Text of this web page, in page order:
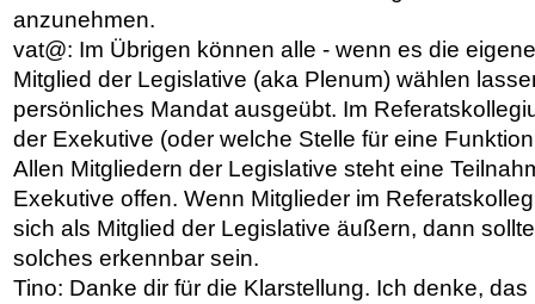
anzunehmen.
vat@: Im Übrigen können alle - wenn es die
Mitglied der Legislative (aka Plenum) wählen
persönliches Mandat ausgeübt. Im
der Exekutive (oder welche Stelle für eine
Allen Mitgliedern der Legislative steht eine
Exekutive offen. Wenn Mitglieder im
sich als Mitglied der Legislative äußern, dann
solches erkennbar sein.
Tino: Danke dir für die Klarstellung. Ich denke,